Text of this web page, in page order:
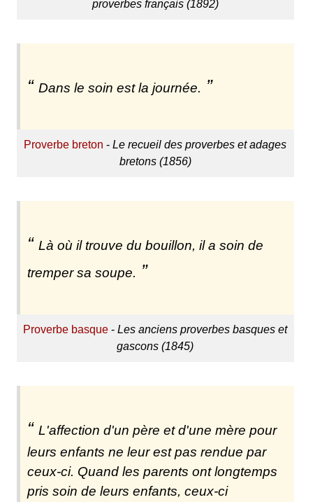
proverbes français (1892)
Dans le soin est la journée.
Proverbe breton -Le recueil des proverbes et adages
bretons (1856)
Là où il trouve du bouillon, il a soin de
tremper sa soupe.
Proverbe basque -Les anciens proverbes basques et
gascons (1845)
L'affection d'un père et d'une mère pour
leurs enfants ne leur est pas rendue par
ceux-ci. Quand les parents ont longtemps
pris soin de leurs enfants, ceux-ci